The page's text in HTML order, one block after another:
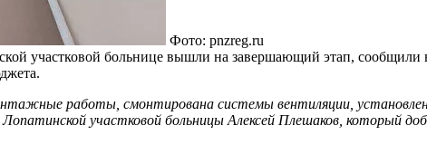
Фото: pnzreg.ru
участковой больнице вышли на завершающий этап, сообщили
работы, смонтирована системы вентиляции,
участковой больницы Алексей Плешаков, который